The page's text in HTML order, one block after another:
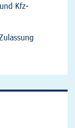
Kfz-